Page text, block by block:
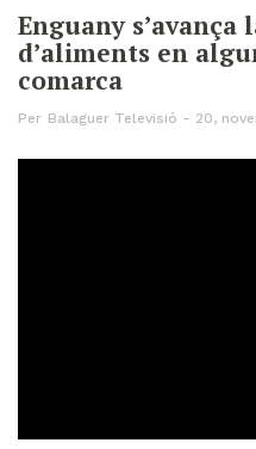
Enguany
d’aliments en
comarca
Per Balaguer Televisió 20,